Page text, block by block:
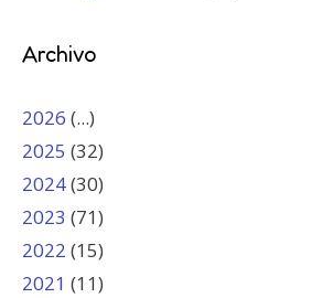
Archivo
2026 (...)
2025 (32)
2024(30)
2023 (71)
2022 (15)
2021 (11)